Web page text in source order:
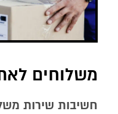
משלוחים
חשיבות שירות